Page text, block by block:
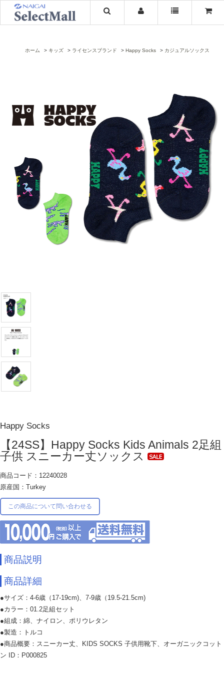
ホーム キッズ ライセンスブランド Happy Socks カジュアルソックス
Happy Socks
【24SS】Happy Socks Kids Animals 2足組
子供 スニーカー丈ソックス
商品コード：12240028
原産国：Turkey
この商品について問い合わせる
商品説明
商品詳細
●サイズ：4-6歳（17-19cm)、7-9歳（19.5-21.5cm)
●カラー：01.2足組セット
●組成：綿、ナイロン、ポリウレタン
●製造：トルコ
●商品概要：スニーカー丈、KIDS SOCKS 子供用靴下、オーガニックコット
ン ID：P000825